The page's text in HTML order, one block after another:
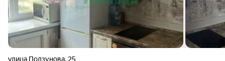
улица Ползунова, 25